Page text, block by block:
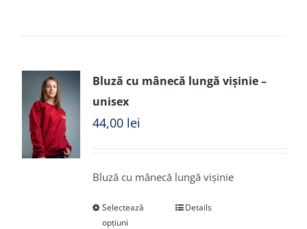
Bluză cu mânecă lungă vișinie –
unisex
44,00 lei
Bluză cu mânecă lungă vișinie
Selectează
opțiuni
Details